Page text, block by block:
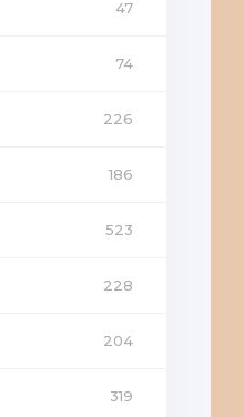
47
74
226
186
523
228
204
319